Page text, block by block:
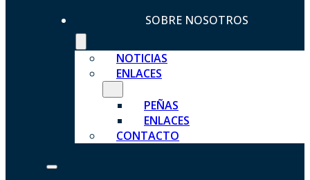
SOBRE NOSOTROS
NOTICIAS
ENLACES
PEÑAS
ENLACES
CONTACTO